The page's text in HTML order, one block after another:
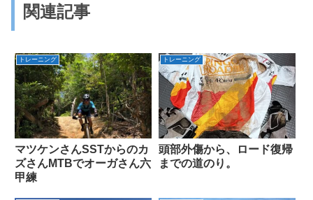
関連記事
トレーニング
マツケンさんSSTからのカ
ズさんMTBでオーガさん六
甲練
トレーニング
頭部外傷から、ロード復帰
までの道のり。